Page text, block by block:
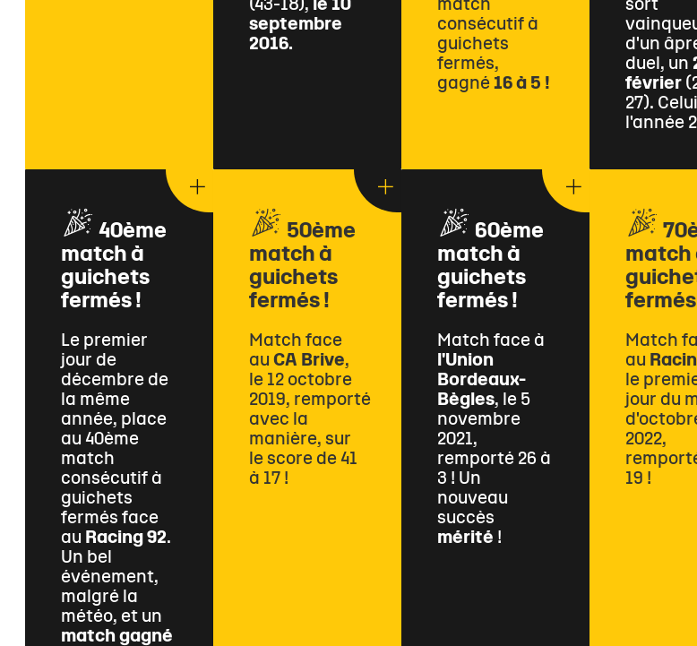
(43-18), le 10
septembre
2016.
match
consécutif à
guichets
fermés,
gagné 16 à 5 !
sort
d'un
duel, un
février
27).
l'année
40ème
match à
guichets
fermés !
Le premier
jour de
décembre de
la même
année, place
au 40ème
match
consécutif à
guichets
fermés face
au Racing 92.
Un bel
événement,
malgré la
météo, et un
match gagné
50ème
match à
guichets
fermés !
Match face
au CA Brive,
le 12 octobre
2019, remporté
avec la
manière, sur
le score de 41
à 17 !
60ème
match à
guichets
fermés !
Match face à
l'Union
Bordeaux-
Bègles, le 5
novembre
2021,
remporté 26 à
3 ! Un
nouveau
succès
mérité !
match
fermés
Match
au
le
jour du
2022,
19 !